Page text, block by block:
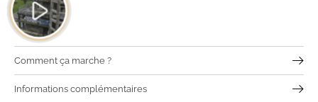
Comment ça marche ?
Informations complémentaires